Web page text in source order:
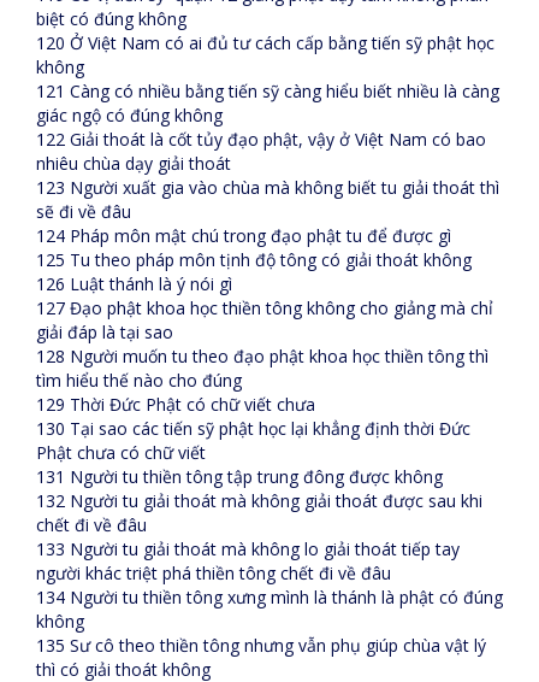
biệt có đúng không
120 Ở Việt Nam có ai đủ tư cách cấp bằng tiến sỹ phật học
không
121 Càng có nhiều bằng tiến sỹ càng hiểu biết nhiều là càng
giác ngộ có đúng không
122 Giải thoát là cốt tủy đạo phật, vậy ở Việt Nam có bao
nhiêu chùa dạy giải thoát
123 Người xuất gia vào chùa mà không biết tu giải thoát thì
sẽ đi về đâu
124 Pháp môn mật chú trong đạo phật tu để được gì
125 Tu theo pháp môn tịnh độ tông có giải thoát không
126 Luật thánh là ý nói gì
127 Đạo phật khoa học thiền tông không cho giảng mà chỉ
giải đáp là tại sao
128 Người muốn tu theo đạo phật khoa học thiền tông thì
tìm hiểu thế nào cho đúng
129 Thời Đức Phật có chữ viết chưa
130 Tại sao các tiến sỹ phật học lại khẳng định thời Đức
Phật chưa có chữ viết
131 Người tu thiền tông tập trung đông được không
132 Người tu giải thoát mà không giải thoát được sau khi
chết đi về đâu
133 Người tu giải thoát mà không lo giải thoát tiếp tay
người khác triệt phá thiền tông chết đi về đâu
134 Người tu thiền tông xưng mình là thánh là phật có đúng
không
135 Sư cô theo thiền tông nhưng vẫn phụ giúp chùa vật lý
thì có giải thoát không